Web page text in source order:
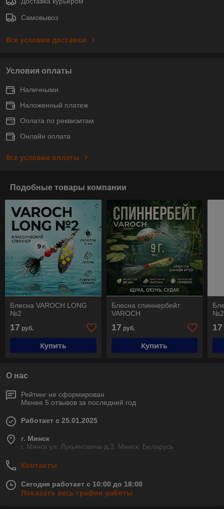
Самовывоз
Все условия доставки
Условия оплаты
Наличными
Наложенный платеж
Оплата по реквизитам
Онлайн оплата
Все условия оплаты
Подобные товары компании
Блесна VAROCH LONG
№2
17 руб.
Купить
Блесна спиннербейт
VAROCH
17 руб.
Купить
№2
17
О нас
Рейтинг не сформирован
Менее 5 отзывов за последний год
Работает с 25.01.2025
г. Минск
г. Минск ул. Лукьяновича д.3, Минск, Беларусь
Контакты
Сегодня работает с 10:00 до 18:00
Показать весь график работы